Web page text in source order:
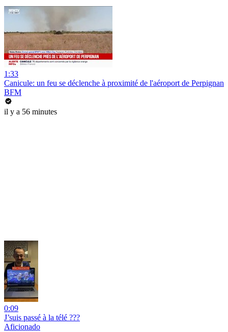
1:33
Canicule: un feu se déclenche à proximité de l'aéroport de Perpignan
BFM
il y a 56 minutes
0:09
J’suis passé à la télé ???
Aficionado